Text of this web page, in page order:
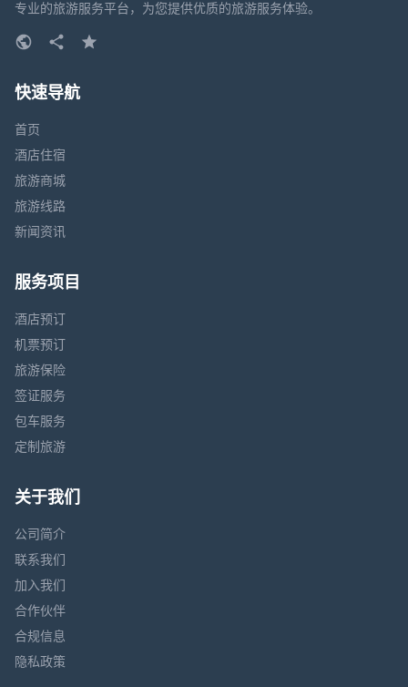
专业的旅游服务平台，为您提供优质的旅游服务体验。
快速导航
首页
酒店住宿
旅游商城
旅游线路
新闻资讯
服务项目
酒店预订
机票预订
旅游保险
签证服务
包车服务
定制旅游
关于我们
公司简介
联系我们
加入我们
合作伙伴
合规信息
隐私政策